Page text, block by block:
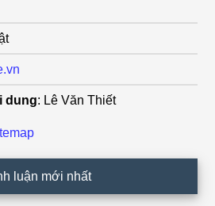
dung: Lê Văn Thiết
luận mới nhất